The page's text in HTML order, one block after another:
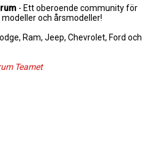
- Ett oberoende community för
och årsmodeller!
Ram, Jeep, Chevrolet, Ford och
Teamet